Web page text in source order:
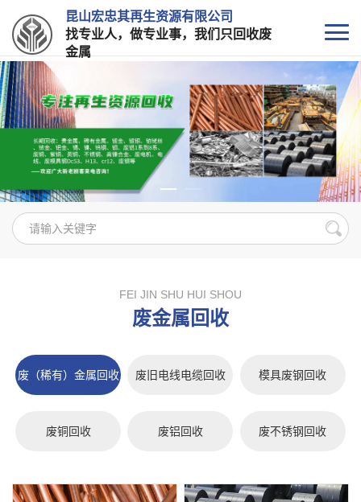
昆山宏忠其再生资源有限公司
找专业人，做专业事，我们只回收废
金属
FEI JIN SHU HUI SHOU
废金属回收
废（稀有）金属回收 废旧电线电缆回收 模具废钢回收
废铜回收 废铝回收 废不锈钢回收